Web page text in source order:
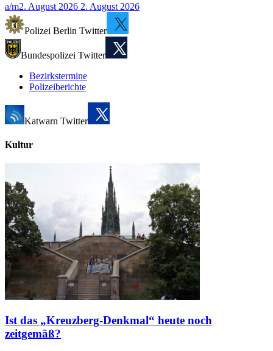
a/m2. August 2026 2. August 2026
Polizei Berlin Twitter
Bundespolizei Twitter
Bezirkstermine
Polizeiberichte
Katwarn Twitter
Kultur
Ist das „Kreuzberg-Denkmal“ heute noch
zeitgemäß?